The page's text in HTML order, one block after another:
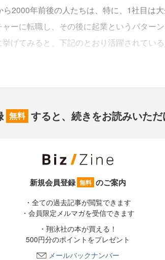
2000年前後の人たちは、特に、1社目は
ーに転職し、その後に起業というパター
げてみると、下記のとおり活躍されてい
無料 すると、続きをお読みいた
新規会員登録 無料 のご案内
・全ての過去記事が閲覧できます
・会員限定メルマガを受信できます
・翔泳社の本が買える！
500円分のポイントをプレゼント
メールバックナンバー